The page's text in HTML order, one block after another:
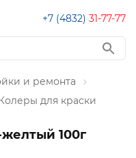
+7 (4832) 31-77-77
и ремонта
для краски
100г